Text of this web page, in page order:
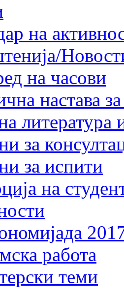
на
на часови
настава
литература
за
за испити
на
работа
теми